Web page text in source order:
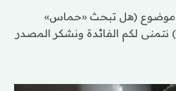
موضوع (هل تبحث «حماس»
نتمنى لكم الفائدة ونشكر المصدر